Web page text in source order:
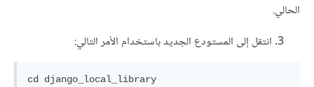
الحالي.
انتقل إلى المستودع الجديد باستخدام الأمر التالي: